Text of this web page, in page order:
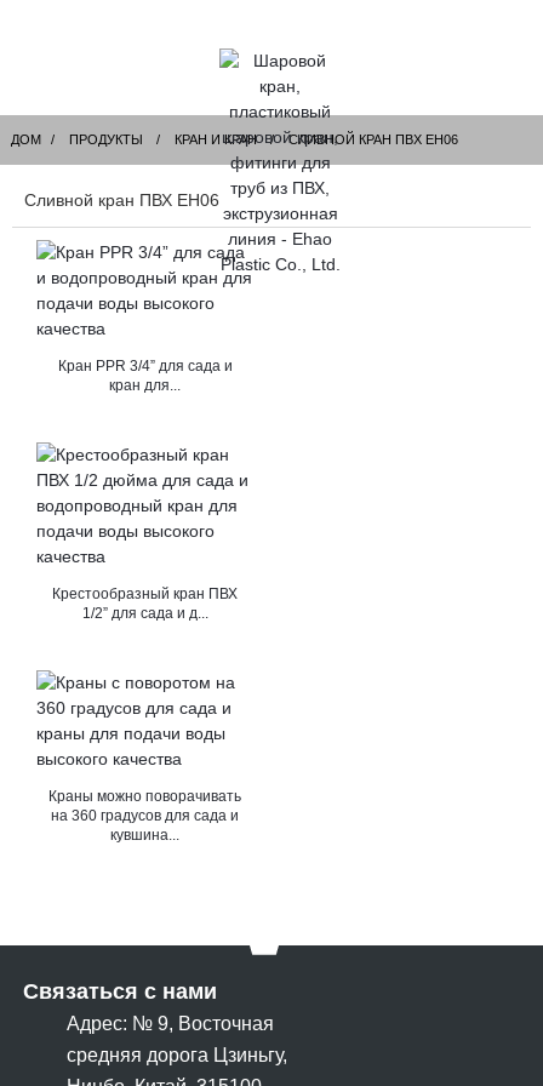
ДОМ ПРОДУКТЫ КРАН И КРАН СЛИВНОЙ КРАН ПВХ EH06
Сливной кран ПВХ EH06
Кран PPR 3/4” для сада и
кран для...
Крестообразный кран ПВХ
1/2” для сада и д...
Краны можно поворачивать
на 360 градусов для сада и
кувшина...
Связаться с нами
Адрес: № 9, Восточная
средняя дорога Цзиньгу,